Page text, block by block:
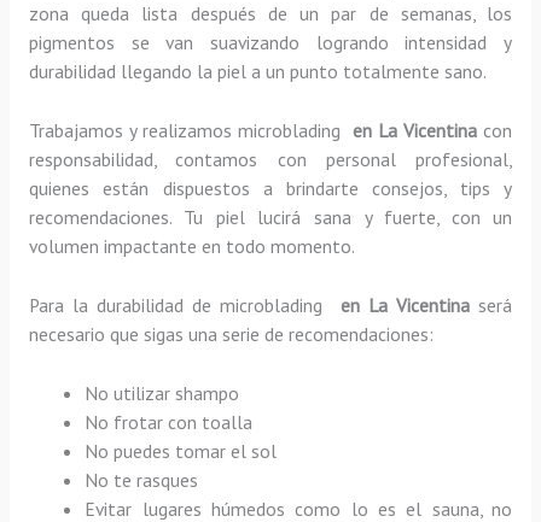
zona queda lista después de un par de semanas, los
pigmentos se van suavizando logrando intensidad y
durabilidad llegando la piel a un punto totalmente sano.
Trabajamos y realizamos microblading en La Vicentina con
responsabilidad, contamos con personal profesional,
quienes están dispuestos a brindarte consejos, tips y
recomendaciones. Tu piel lucirá sana y fuerte, con un
volumen impactante en todo momento.
Para la durabilidad de microblading en La Vicentina será
necesario que sigas una serie de recomendaciones:
No utilizar shampo
No frotar con toalla
No puedes tomar el sol
No te rasques
Evitar lugares húmedos como lo es el sauna, no